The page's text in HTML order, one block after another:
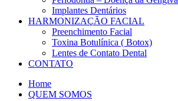
Implantes Dentários
HARMONIZAÇÃO FACIAL
Preenchimento Facial
Toxina Botulínica ( Botox)
Lentes de Contato Dental
CONTATO
Home
QUEM SOMOS